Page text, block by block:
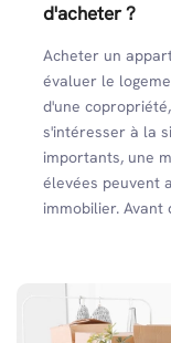
d'acheter ?
Acheter un
évaluer le
d'une
s'intéresser à la
importants, une
élevées peuvent
immobilier. Avant